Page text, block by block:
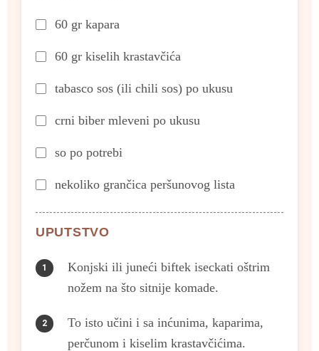
60 gr kapara
60 gr kiselih krastavčića
tabasco sos (ili chili sos) po ukusu
crni biber mleveni po ukusu
so po potrebi
nekoliko grančica peršunovog lista
UPUTSTVO
Konjski ili juneći biftek iseckati oštrim
nožem na što sitnije komade.
To isto učini i sa inćunima, kaparima,
perčunom i kiselim krastavčićima.